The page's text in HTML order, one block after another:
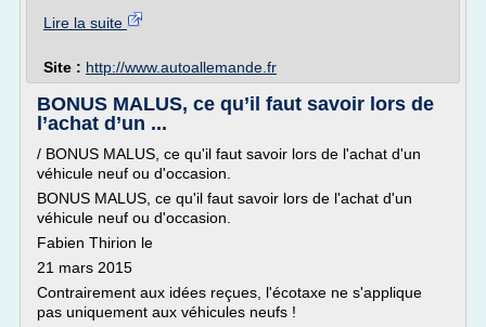
Lire la suite
Site : http://www.autoallemande.fr
BONUS MALUS, ce qu’il faut savoir lors de
l’achat d’un ...
/ BONUS MALUS, ce qu'il faut savoir lors de l'achat d'un
véhicule neuf ou d'occasion.
BONUS MALUS, ce qu'il faut savoir lors de l'achat d'un
véhicule neuf ou d'occasion.
Fabien Thirion le
21 mars 2015
Contrairement aux idées reçues, l'écotaxe ne s'applique
pas uniquement aux véhicules neufs !